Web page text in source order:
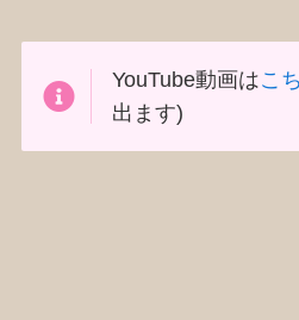
YouTube動画はこ
出ます)